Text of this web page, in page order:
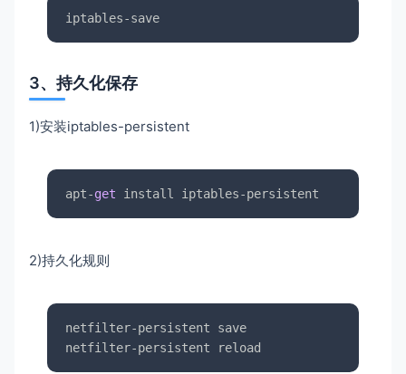
iptables-save
3、持久化保存
1)安装iptables-persistent
apt-get install iptables-persistent
2)持久化规则
netfilter-persistent save
netfilter-persistent reload